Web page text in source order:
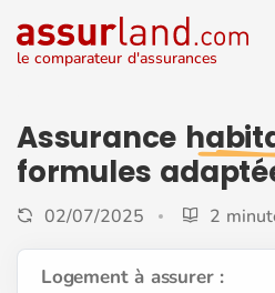
le comparateur d'assurances
Assurance
formules
02/07/2025 2
Logement à assurer :